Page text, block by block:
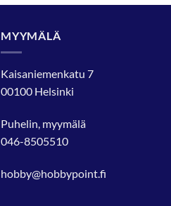
MYYMÄLÄ
Kaisaniemenkatu 7
00100 Helsinki
Puhelin, myymälä
046-8505510
hobby@hobbypoint.fi